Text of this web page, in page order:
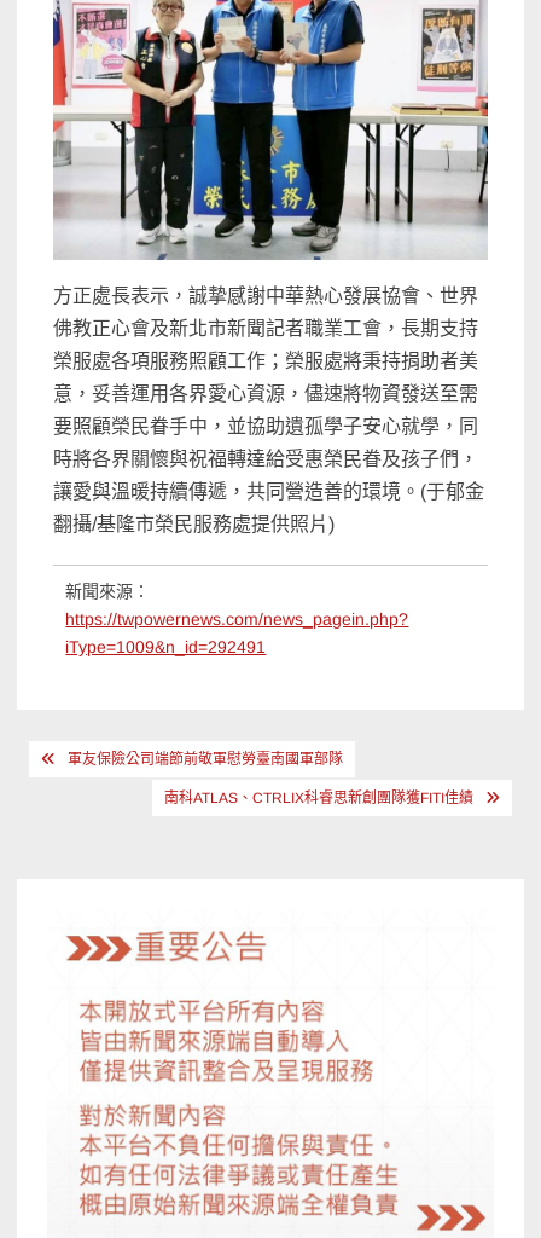
方正處長表示，誠摯感謝中華熱心發展協會、世界
佛教正心會及新北市新聞記者職業工會，長期支持
榮服處各項服務照顧工作；榮服處將秉持捐助者美
意，妥善運用各界愛心資源，儘速將物資發送至需
要照顧榮民眷手中，並協助遺孤學子安心就學，同
時將各界關懷與祝福轉達給受惠榮民眷及孩子們，
讓愛與溫暖持續傳遞，共同營造善的環境。(于郁金
翻攝/基隆市榮民服務處提供照片)
新聞來源：
https://twpowernews.com/news_pagein.php?
iType=1009&n_id=292491
文 軍友保險公司端節前敬軍慰勞臺南國軍部隊
南科ATLAS、CTRLIX科睿思新創團隊獲FITI佳績